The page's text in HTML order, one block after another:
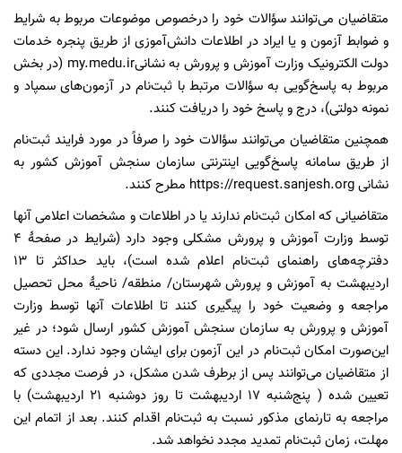
متقاضیان می‌توانند سؤالات خود را درخصوص موضوعات مربوط به شرایط
و ضوابط آزمون و یا ایراد در اطلاعات دانش‌آموزی از طریق پنجره خدمات
دولت الکترونیک وزارت آموزش و پرورش به نشانیmy.medu.ir (در بخش
مربوط به پاسخ‌گویی به سؤالات مرتبط با ثبت‌نام در آزمون‌های سمپاد و
نمونه دولتی)، درج و پاسخ خود را دریافت کنند.
همچنین متقاضیان می‌توانند سؤالات خود را صرفاً در مورد فرایند ثبت‌نام
از طریق سامانه پاسخ‌گویی اینترنتی سازمان سنجش آموزش کشور به
نشانی https://request.sanjesh.org مطرح کنند.
متقاضیانی که امکان ثبت‌نام ندارند یا در اطلاعات و مشخصات اعلامی آنها
توسط وزارت آموزش و پرورش مشکلی وجود دارد (شرایط در صفحۀ ۴
دفترچه‌های راهنمای ثبت‌نام اعلام شده است)، باید حداکثر تا ۱۳
اردیبهشت به آموزش و پرورش شهرستان/ منطقه/ ناحیۀ محل تحصیل
مراجعه و وضعیت خود را پیگیری کنند تا اطلاعات آنها توسط وزارت
آموزش و پرورش به سازمان سنجش آموزش کشور ارسال شود؛ در غیر
این‌صورت امکان ثبت‌نام در این آزمون برای ایشان وجود ندارد. این دسته
از متقاضیان می‌توانند پس از برطرف شدن مشکل، در فرصت مجددی که
تعیین شده ( پنج‌شنبه ۱۷ اردیبهشت تا روز دوشنبه ۲۱ اردیبهشت) با
مراجعه به تارنمای مذکور نسبت به ثبت‌نام اقدام کنند. بعد از اتمام این
مهلت، زمان ثبت‌نام تمدید مجدد نخواهد شد.